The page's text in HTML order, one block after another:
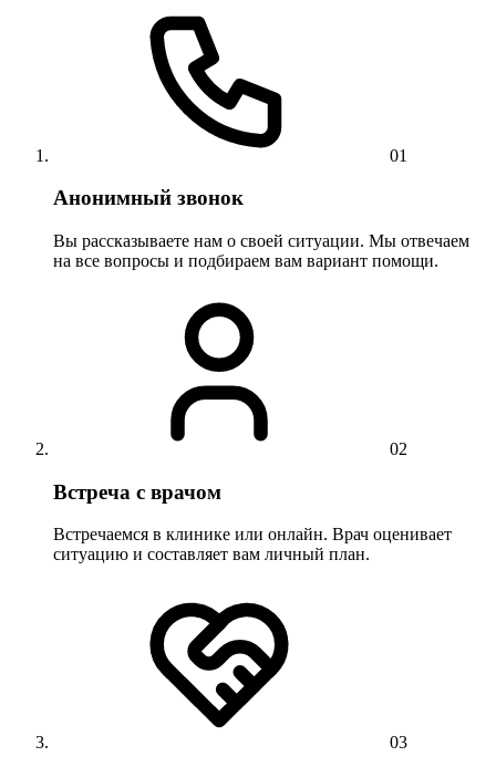
01
Анонимный звонок
Вы рассказываете нам о своей ситуации. Мы отвечаем
на все вопросы и подбираем вам вариант помощи.
02
Встреча с врачом
Встречаемся в клинике или онлайн. Врач оценивает
ситуацию и составляет вам личный план.
03